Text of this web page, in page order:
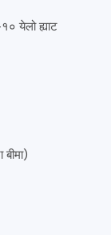
येलो ह्याट